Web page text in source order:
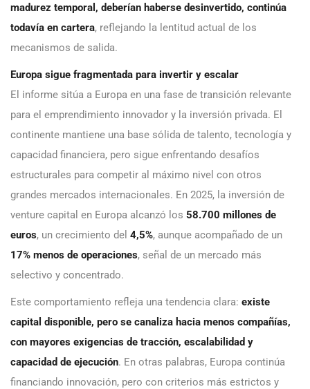
madurez temporal, deberían haberse desinvertido, continúa
todavía en cartera, reflejando la lentitud actual de los
mecanismos de salida.
Europa sigue fragmentada para invertir y escalar
El informe sitúa a Europa en una fase de transición relevante
para el emprendimiento innovador y la inversión privada. El
continente mantiene una base sólida de talento, tecnología y
capacidad financiera, pero sigue enfrentando desafíos
estructurales para competir al máximo nivel con otros
grandes mercados internacionales. En 2025, la inversión de
venture capital en Europa alcanzó los 58.700 millones de
euros, un crecimiento del 4,5%, aunque acompañado de un
17% menos de operaciones, señal de un mercado más
selectivo y concentrado.
Este comportamiento refleja una tendencia clara: existe
capital disponible, pero se canaliza hacia menos compañías,
con mayores exigencias de tracción, escalabilidad y
capacidad de ejecución. En otras palabras, Europa continúa
financiando innovación, pero con criterios más estrictos y